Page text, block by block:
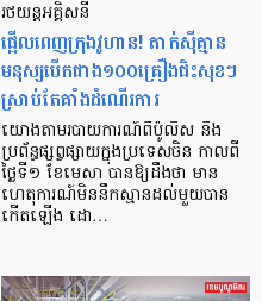
រថយន្តអគ្គិសនី
ផ្អើលពេញក្រុងវូហាន! តាក់ស៊ីគ្មាន
មនុស្សបើកជាង១០០គ្រឿងជិះសុខៗ
ស្រាប់តែគាំងដំណើរការ
យោងតាមរបាយការណ៍ពីប៉ូលិស និង
ប្រព័ន្ធផ្សព្វផ្សាយក្នុងប្រទេសចិន កាលពី
ថ្ងៃទី១ ខែមេសា បានឱ្យដឹងថា មាន
ហេតុការណ៍មិននឹកស្មានដល់មួយបាន
កើតឡើង ដោ…